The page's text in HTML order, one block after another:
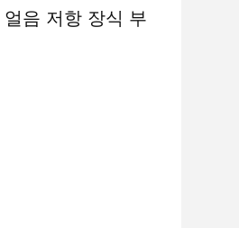
음 저항 장식 부